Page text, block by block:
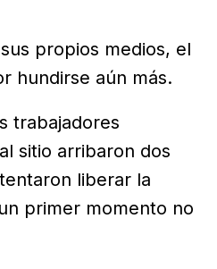
propios medios, el
hundirse aún más.
trabajadores
sitio arribaron dos
liberar la
primer momento no